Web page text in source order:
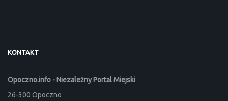
KONTAKT
Opoczno.info - Niezależny Portal Miejski
26-300 Opoczno